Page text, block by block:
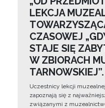
LEKCJA
CZASOWEJ
STAJE SIĘ
W ZBIORACH
TARNOWSKIEJ”.
Uczestnicy lekcji
zapoznają się z
związanymi z